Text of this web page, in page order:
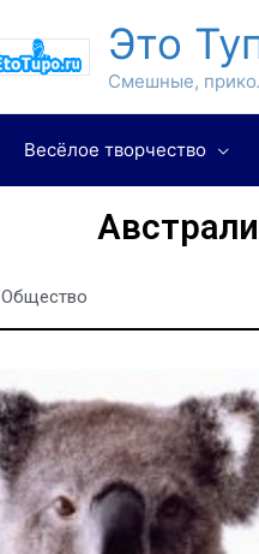
Это
Смешные,
Весёлое творчество
Общество